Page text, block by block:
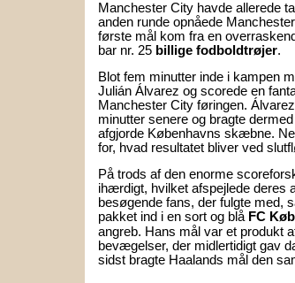
Manchester City havde allerede
anden runde opnåede
første mål kom fra en
bar nr. 25 billige fodboldtrøjer.
Blot fem minutter inde i kampen
Julián Álvarez og scorede en
Manchester City føringen.
minutter senere og bragte
afgjorde Københavns skæbne.
for, hvad resultatet bliver ved
På trods af den enorme
ihærdigt, hvilket afspejlede deres
besøgende fans, der fulgte med,
pakket ind i en sort og blå FC
angreb. Hans mål var et produkt
bevægelser, der midlertidigt gav
sidst bragte Haalands mål den